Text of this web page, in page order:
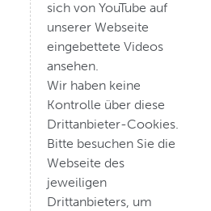
sich von YouTube auf
unserer Webseite
eingebettete Videos
ansehen.
Wir haben keine
Kontrolle über diese
Drittanbieter-Cookies.
Bitte besuchen Sie die
Webseite des
jeweiligen
Drittanbieters, um